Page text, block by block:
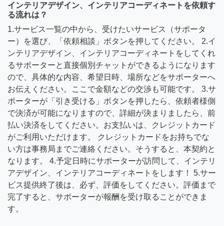
インテリアデザイン、インテリアコーディネートを依頼す
る流れは？
1.サービス一覧の中から、受けたいサービス（サポータ
ー）を選び、「依頼相談」ボタンを押してください。 2.イ
ンテリアデザイン、インテリアコーディネートをしてくれ
るサポーターと直接個別チャットができるようになります
ので、具体的な内容、希望日時、場所などをサポーターへ
お伝えください。ここで金額などの交渉も可能です。 3.サ
ポーターが「引き受ける」ボタンを押したら、依頼者様側
で決済が可能になりますので、詳細が決まりましたら、前
払い決済をしてください。お支払いは、クレジットカード
がご利用いただけます。 クレジットカードをお持ちでな
い方は事務局までご連絡ください。そうすると、本契約と
なります。 4.予定日時にサポーターが訪問して、インテリ
アデザイン、インテリアコーディネートをします！ 5.サー
ビス提供終了後は、必ず、評価をしてください。評価まで
完了すると、サポーターが報酬を受け取ることができま
す。